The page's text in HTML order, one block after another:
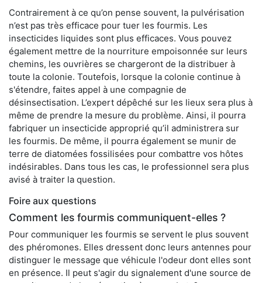
Contrairement à ce qu’on pense souvent, la pulvérisation
n’est pas très efficace pour tuer les fourmis. Les
insecticides liquides sont plus efficaces. Vous pouvez
également mettre de la nourriture empoisonnée sur leurs
chemins, les ouvrières se chargeront de la distribuer à
toute la colonie. Toutefois, lorsque la colonie continue à
s'étendre, faites appel à une compagnie de
désinsectisation. L’expert dépêché sur les lieux sera plus à
même de prendre la mesure du problème. Ainsi, il pourra
fabriquer un insecticide approprié qu’il administrera sur
les fourmis. De même, il pourra également se munir de
terre de diatomées fossilisées pour combattre vos hôtes
indésirables. Dans tous les cas, le professionnel sera plus
avisé à traiter la question.
Foire aux questions
Comment les fourmis communiquent-elles ?
Pour communiquer les fourmis se servent le plus souvent
des phéromones. Elles dressent donc leurs antennes pour
distinguer le message que véhicule l'odeur dont elles sont
en présence. Il peut s'agir du signalement d'une source de